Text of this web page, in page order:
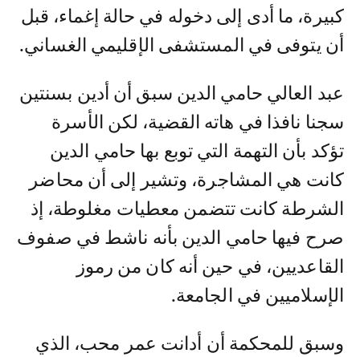
كبيرة، ما أدى إلى دخوله في حالة إغماء، قبل
أن يتوفى في المستشفى الإقليمي الغساني.
عبد العالي حامي الدين سبق أن أدين بسنتين
سجنا نافذا في هاته القضية، لكن الأسرة
تؤكد بأن التهمة التي توبع بها حامي الدين
كانت هي المشاجرة، وتشير إلى أن محاضر
الشرطة كانت تتضمن معطيات مغلوطة، إذ
صرح فيها حامي الدين بأنه ناشط في صفوف
القاعديين، في حين أنه كان من رموز
الإسلاميين في الجامعة.
وسبق للمحكمة أن أدانت عمر محب، الذي